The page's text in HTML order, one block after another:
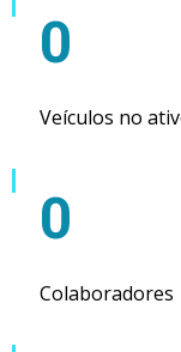
0
Veículos no
0
Colaboradores